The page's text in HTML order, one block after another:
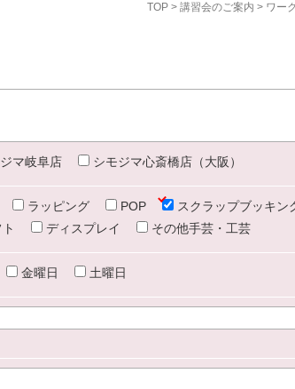
TOP > 講習会のご案内 > ワー
マ岐阜店 シモジマ心斎橋店（大阪）
ラッピング POP
スクラップブッキン
ディスプレイ その他手芸・工芸
金曜日 土曜日